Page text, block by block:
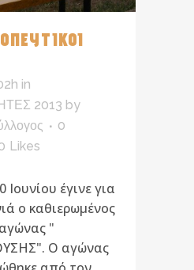
in
2013 by
0
Likes
έγινε για
ο καθιερωμένος
"
Ο αγώνας